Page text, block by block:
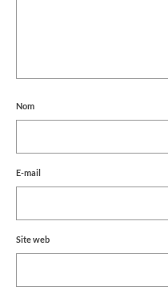
Nom
E-mail
Site web